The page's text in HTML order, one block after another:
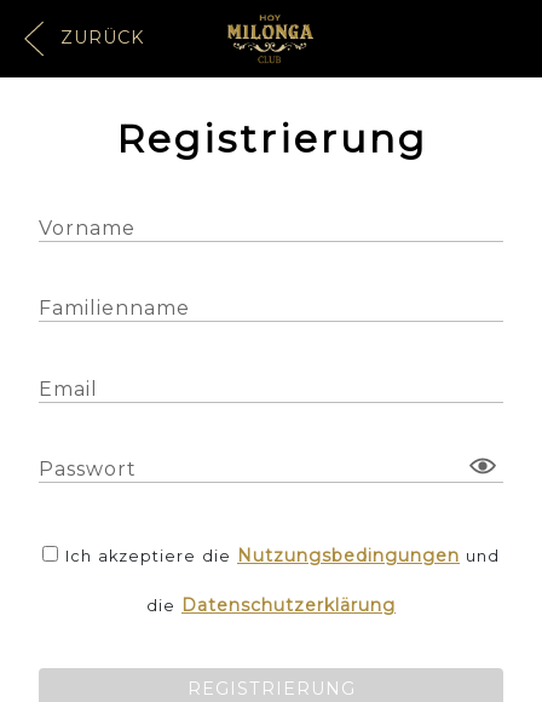
ZURÜCK
Registrierung
Vorname
Familienname
Email
Passwort
Ich akzeptiere die Nutzungsbedingungen und
die Datenschutzerklärung
REGISTRIERUNG